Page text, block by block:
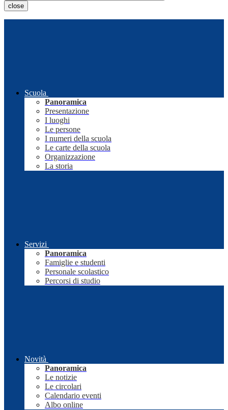
close
Scuola
Panoramica
Presentazione
I luoghi
Le persone
I numeri della scuola
Le carte della scuola
Organizzazione
La storia
Servizi
Panoramica
Famiglie e studenti
Personale scolastico
Percorsi di studio
Novità
Panoramica
Le notizie
Le circolari
Calendario eventi
Albo online